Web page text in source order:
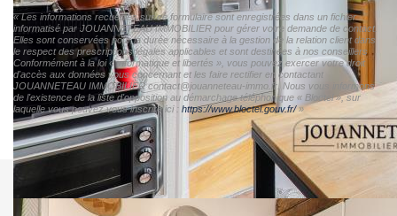
« Les informations recueillies sur ce formulaire sont enregistrées dans un fichier
informatisé par JOUANNETEAU IMMOBILIER pour gérer votre demande de contact.
Elles sont conservées pour la durée nécessaire à la gestion de la relation client dans
le respect des prescriptions légales applicables et sont destinées à nos conseillers
Conformément à la loi « informatique et libertés », vous pouvez exercer votre droit
d'accès aux données vous concernant et les faire rectifier en contactant
JOUANNETEAU IMMOBILIER contact@jouanneteau-immo.fr. Nous vous informons
de l'existence de la liste d'opposition au démarchage téléphonique « Bloctel », sur
laquelle vous pouvez vous inscrire ici : https://www.bloctel.gouv.fr/»